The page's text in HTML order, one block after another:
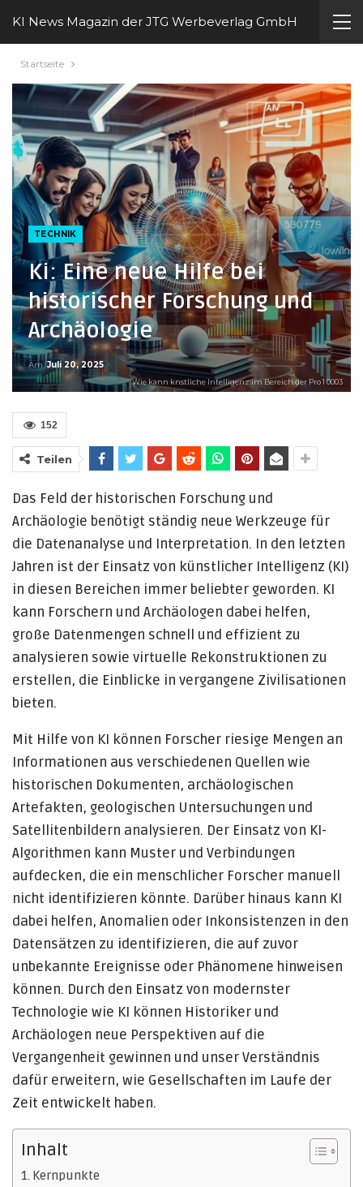
KI News Magazin der JTG Werbeverlag GmbH
Startseite
TECHNIK
Ki: Eine neue Hilfe bei
historischer Forschung und
Archäologie
AmJuli 20, 2025
Wie kann knstliche Intelligenz im Bereich der Pro 1 0003
152
Teilen
Das Feld der historischen Forschung und
Archäologie benötigt ständig neue Werkzeuge für
die Datenanalyse und Interpretation. In den letzten
Jahren ist der Einsatz von künstlicher Intelligenz (KI)
in diesen Bereichen immer beliebter geworden. KI
kann Forschern und Archäologen dabei helfen,
große Datenmengen schnell und effizient zu
analysieren sowie virtuelle Rekonstruktionen zu
erstellen, die Einblicke in vergangene Zivilisationen
bieten.
Mit Hilfe von KI können Forscher riesige Mengen an
Informationen aus verschiedenen Quellen wie
historischen Dokumenten, archäologischen
Artefakten, geologischen Untersuchungen und
Satellitenbildern analysieren. Der Einsatz von KI-
Algorithmen kann Muster und Verbindungen
aufdecken, die ein menschlicher Forscher manuell
nicht identifizieren könnte. Darüber hinaus kann KI
dabei helfen, Anomalien oder Inkonsistenzen in den
Datensätzen zu identifizieren, die auf zuvor
unbekannte Ereignisse oder Phänomene hinweisen
können. Durch den Einsatz von modernster
Technologie wie KI können Historiker und
Archäologen neue Perspektiven auf die
Vergangenheit gewinnen und unser Verständnis
dafür erweitern, wie Gesellschaften im Laufe der
Zeit entwickelt haben.
Inhalt
Kernpunkte